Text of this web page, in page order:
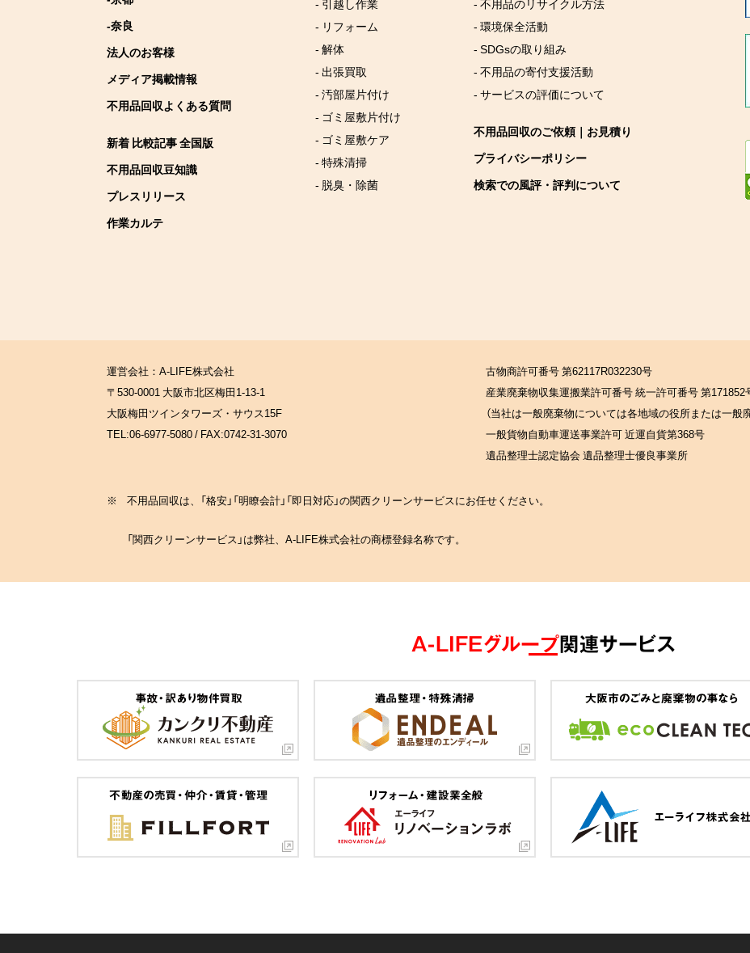
-奈良
法人のお客様
メディア掲載情報
不用品回収よくある質問
新着 比較記事 全国版
不用品回収豆知識
プレスリリース
作業カルテ
- 引越し作業
- リフォーム
- 解体
- 出張買取
- 汚部屋片付け
- ゴミ屋敷片付け
- ゴミ屋敷ケア
- 特殊清掃
- 脱臭・除菌
- 不用品のリサイクル方法
- 環境保全活動
- SDGsの取り組み
- 不用品の寄付支援活動
- サービスの評価について
不用品回収のご依頼｜お見積り
プライバシーポリシー
検索での風評・評判について
運営会社：A-LIFE株式会社
〒530-0001 大阪市北区梅田1-13-1
大阪梅田ツインタワーズ・サウス15F
TEL:06-6977-5080 / FAX:0742-31-3070
古物商許可番号 第62117R032230号
産業廃棄物収集運搬業許可番号 統一許可番号 第171852
（当社は一般廃棄物については各地域の役所または一般
一般貨物自動車運送事業許可 近運自貨第368号
遺品整理士認定協会 遺品整理士優良事業所
※ 不用品回収は、「格安」「明瞭会計」「即日対応」の関西クリーンサービスにお任せください。
「関西クリーンサービス」は弊社、A-LIFE株式会社の商標登録名称です。
A-LIFEグループ関連サービス